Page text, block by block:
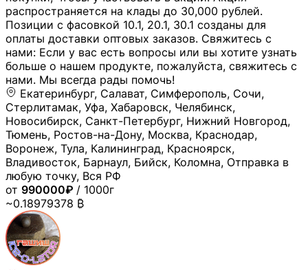
распространяется на клады до 30,000 рублей.
Позиции с фасовкой 10.1, 20.1, 30.1 созданы для
оплаты доставки оптовых заказов. Свяжитесь с
нами: Если у вас есть вопросы или вы хотите узнать
больше о нашем продукте, пожалуйста, свяжитесь с
нами. Мы всегда рады помочь!
Екатеринбург, Салават, Симферополь, Сочи,
Стерлитамак, Уфа, Хабаровск, Челябинск,
Новосибирск, Санкт-Петербург, Нижний Новгород,
Тюмень, Ростов-на-Дону, Москва, Краснодар,
Воронеж, Тула, Калининград, Красноярск,
Владивосток, Барнаул, Бийск, Коломна, Отправка в
любую точку, Вся РФ
от 990000₽ / 1000г
~0.18979378 ₿